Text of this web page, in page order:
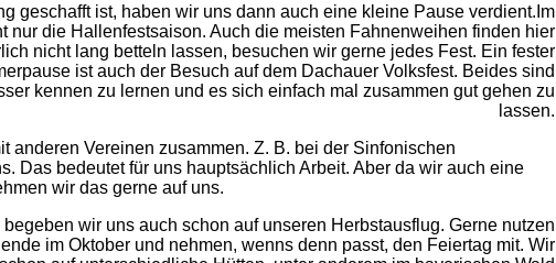
geschafft ist, haben wir uns dann auch eine kleine Pause verdient.Im
nur die Hallenfestsaison. Auch die meisten Fahnenweihen finden hier
nicht lang betteln lassen, besuchen wir gerne jedes Fest. Ein fester
ist auch der Besuch auf dem Dachauer Volksfest. Beides sind
kennen zu lernen und es sich einfach mal zusammen gut gehen zu
lassen.
anderen Vereinen zusammen. Z. B. bei der Sinfonischen
Das bedeutet für uns hauptsächlich Arbeit. Aber da wir auch eine
wir das gerne auf uns.
wir uns auch schon auf unseren Herbstausflug. Gerne nutzen
im Oktober und nehmen, wenns denn passt, den Feiertag mit. Wir